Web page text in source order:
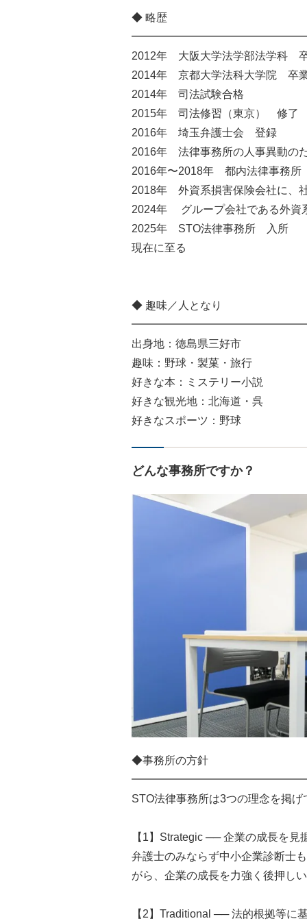
◆ 略歴
2012年 大阪大学法学部法学科
2014年 京都大学法科大学院 卒
2014年 司法試験合格
2015年 司法修習（東京） 修了
2016年 埼玉弁護士会 登録
2016年 法律事務所の人事異動の
2016年〜2018年 都内法律事務
2018年 外資系損害保険会社に、
2024年 グループ会社である外資
2025年 STO法律事務所 入所
現在に至る
◆ 趣味／人となり
出身地：徳島県三好市
趣味：野球・製菓・旅行
好きな本：ミステリー小説
好きな観光地：北海道・呉
好きなスポーツ：野球
どんな事務所ですか？
◆事務所の方針
STO法律事務所は3つの理念を掲げ
【1】Strategic ── 企業の成長を見
弁護士のみならず中小企業診断士
がら、企業の成長を力強く後押し
【2】Traditional ── 法的根拠等に